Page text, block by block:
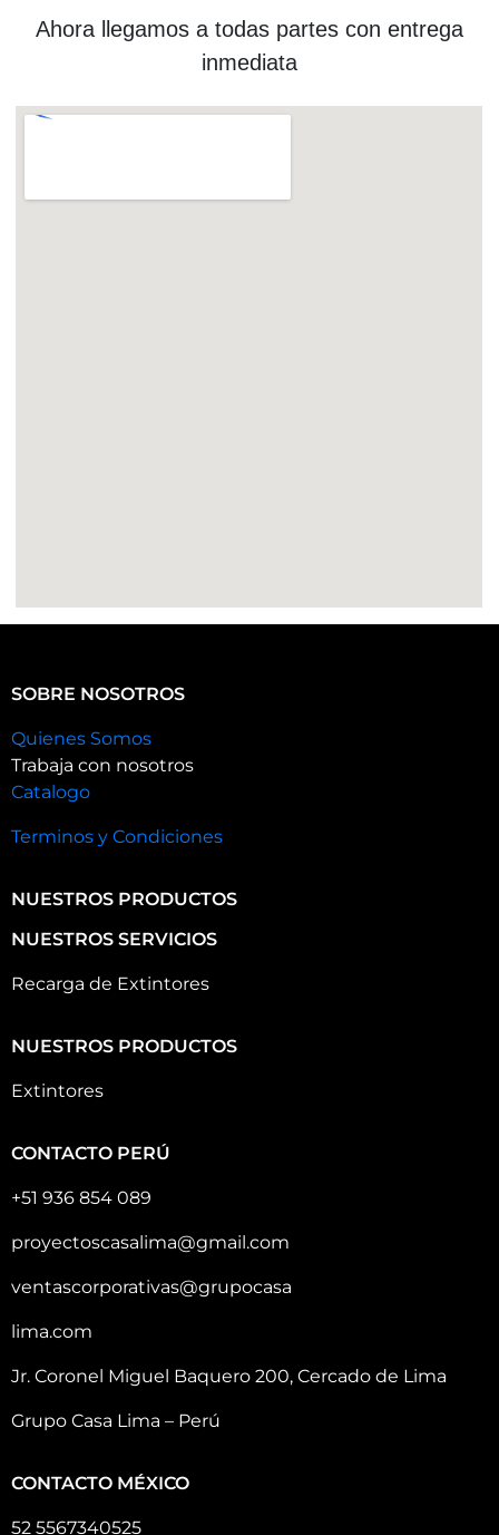
Ahora llegamos a todas partes con entrega
inmediata
SOBRE NOSOTROS
Quienes Somos
Trabaja con nosotros
Catalogo
Terminos y Condiciones
NUESTROS PRODUCTOS
NUESTROS SERVICIOS
Recarga de Extintores
NUESTROS PRODUCTOS
Extintores
CONTACTO PERÚ
+51 936 854 089
proyectoscasalima@gmail.com
ventascorporativas@grupocasa
lima.com
Jr. Coronel Miguel Baquero 200, Cercado de Lima
Grupo Casa Lima – Perú
CONTACTO MÉXICO
52 5567340525